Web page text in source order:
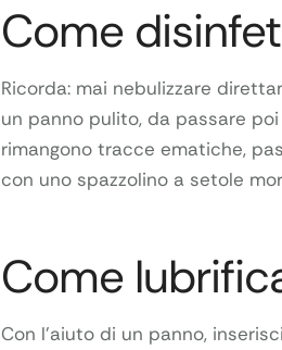
Come
Ricorda: mai nebulizzare
un panno pulito, da passare
rimangono tracce ematiche,
con uno spazzolino a setole
Come
Con l’aiuto di un panno,